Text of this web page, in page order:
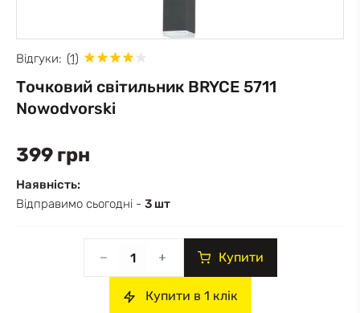
Відгуки: (1)
Точковий світильник BRYCE 5711
Nowodvorski
399 грн
Наявність:
Відправимо сьогодні - 3 шт
Купити
Купити в 1 клік